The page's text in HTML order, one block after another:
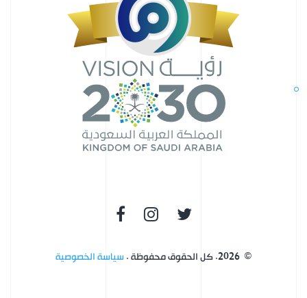
©
2026
.كل الحقوق محفوظة. سياسة الخصوصية